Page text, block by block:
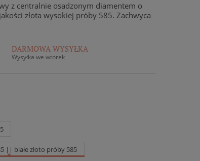
z centralnie osadzonym diamentem o
złota wysokiej próby 585. Zachwyca
DARMOWA WYSYŁKA
Wysyłka we wtorek
|| białe złoto próby 585